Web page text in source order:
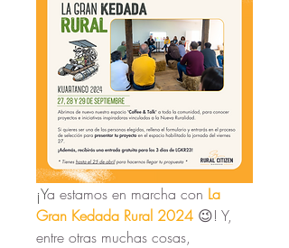
¡Ya estamos en marcha con La
Gran Kedada Rural 2024 😉! Y,
entre otras muchas cosas,